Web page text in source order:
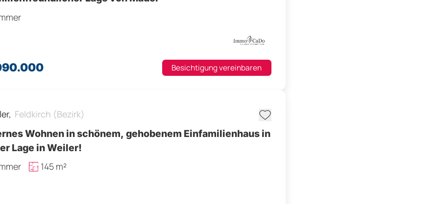
Besichtigung vereinbaren
Feldkirch (Bezirk)
Wohnen in schönem, gehobenem Einfamilienhaus in
Lage in Weiler!
145 m²